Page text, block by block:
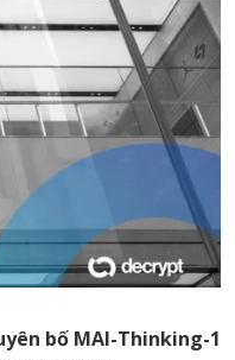
bố MAI-Thinking-1